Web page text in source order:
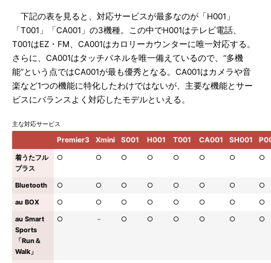
下記の表を見ると、対応サービスが最多なのが「H001」
「T001」「CA001」の3機種。この中でH001はテレビ電話、
T001はEZ・FM、CA001はカロリーカウンターに唯一対応する。
さらに、CA001はタッチパネルを唯一備えているので、“多機
能”という点ではCA001が最も優秀となる。CA001はカメラや音
楽など1つの機能に特化したわけではないが、主要な機能とサー
ビスにバランスよく対応したモデルといえる。
主な対応サービス
Premier3 Xmini S001 H001 T001 CA001 SH001
着うたフル
プラス
○ ○ ○ ○ ○ ○ ○ ○
Bluetooth ○ ○ ○ ○ ○ ○ ○
○
au BOX
○ ○ ○ ○ ○ ○ ○
○
au Smart
Sports
「Run＆
Walk」
○ － ○ ○ ○ ○ ○ ○